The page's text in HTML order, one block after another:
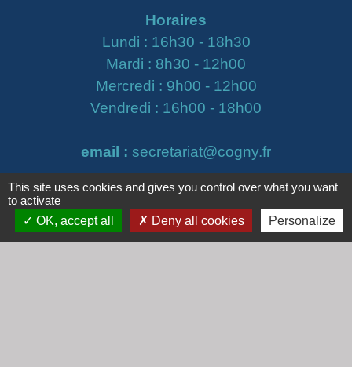
Horaires
Lundi : 16h30 - 18h30
Mardi : 8h30 - 12h00
Mercredi : 9h00 - 12h00
Vendredi : 16h00 - 18h00
email : secretariat@cogny.fr
Liens
This site uses cookies and gives you control over what you want
to activate
OK, accept all
Deny all cookies Personalize